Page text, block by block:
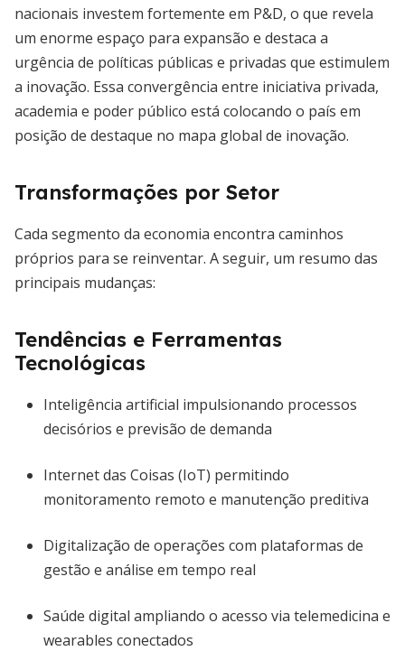
nacionais investem fortemente em P&D, o que revela
um enorme espaço para expansão e destaca a
urgência de políticas públicas e privadas que estimulem
a inovação. Essa convergência entre iniciativa privada,
academia e poder público está colocando o país em
posição de destaque no mapa global de inovação.
Transformações por Setor
Cada segmento da economia encontra caminhos
próprios para se reinventar. A seguir, um resumo das
principais mudanças:
Tendências e Ferramentas
Tecnológicas
Inteligência artificial impulsionando processos
decisórios e previsão de demanda
Internet das Coisas (IoT) permitindo
monitoramento remoto e manutenção preditiva
Digitalização de operações com plataformas de
gestão e análise em tempo real
Saúde digital ampliando o acesso via telemedicina e
wearables conectados